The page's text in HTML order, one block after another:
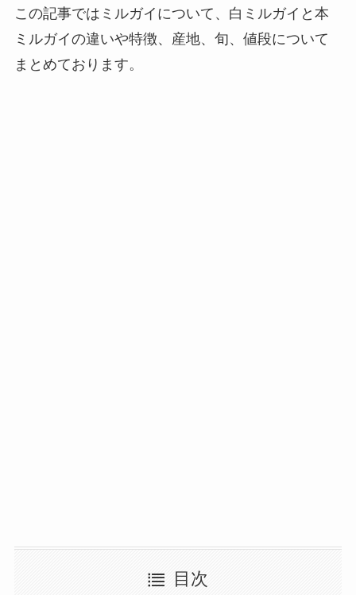
この記事ではミルガイについて、白ミルガイと本
ミルガイの違いや特徴、産地、旬、値段について
まとめております。
目次